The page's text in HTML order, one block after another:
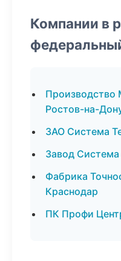
Компании в
Производство
Ростов-на-
ЗАО Система
Завод
Фабрика
Краснодар
ПК Профи